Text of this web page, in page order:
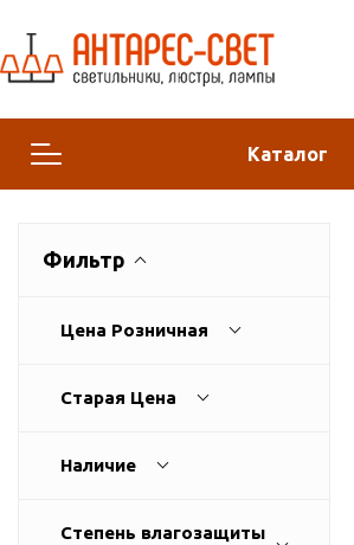
Каталог
Конструктор
Бра
Споты
Фильтр
Цена Розничная
Старая Цена
Наличие
Степень влагозащиты